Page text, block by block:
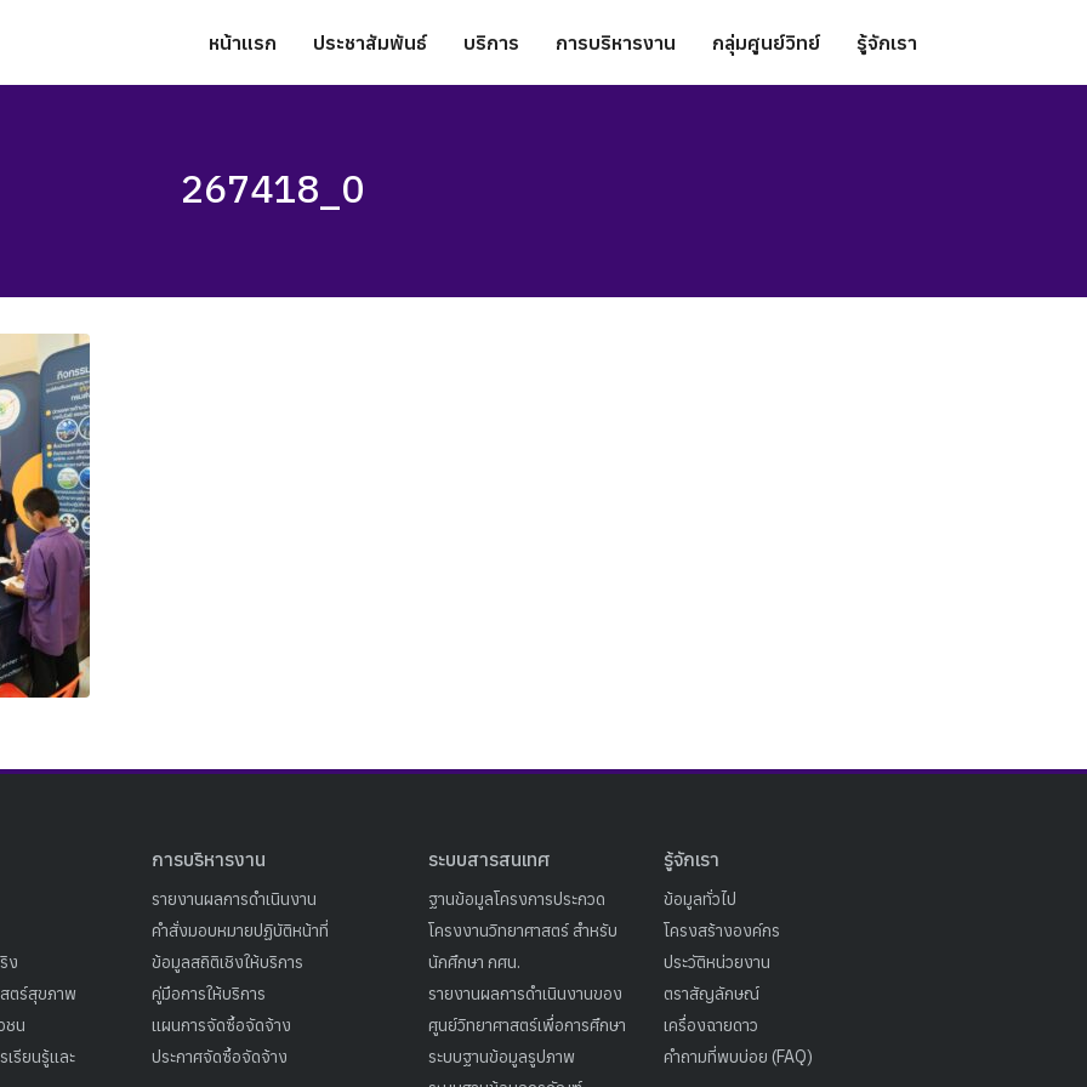
หน้าแรก ประชาสัมพันธ์ บริการ การบริหารงาน กลุ่มศูนย์วิทย์ รู้จักเรา
267418_0
ง
ตร์สุขภาพ
ชน
เรียนรู้และ
การบริหารงาน
รายงานผลการดำเนินงาน
คำสั่งมอบหมายปฏิบัติหน้าที่
ข้อมูลสถิติเชิงให้บริการ
คู่มือการให้บริการ
แผนการจัดซื้อจัดจ้าง
ประกาศจัดซื้อจัดจ้าง
ระบบสารสนเทศ
ฐานข้อมูลโครงการประกวด
โครงงานวิทยาศาสตร์ สำหรับ
นักศึกษา กศน.
รายงานผลการดำเนินงานของ
ศูนย์วิทยาศาสตร์เพื่อการศึกษา
ระบบฐานข้อมูลรูปภาพ
รู้จักเรา
ข้อมูลทั่วไป
โครงสร้างองค์กร
ประวัติหน่วยงาน
ตราสัญลักษณ์
เครื่องฉายดาว
คำถามที่พบบ่อย (FAQ)